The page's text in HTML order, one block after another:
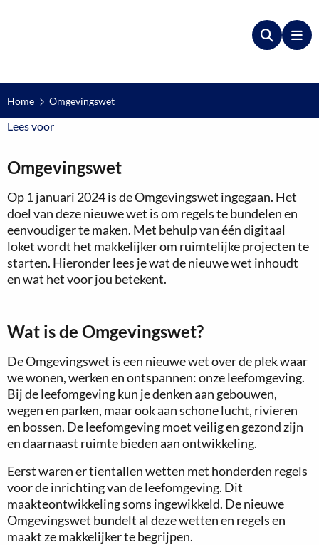
Zoeken
Home Omgevingswet
Lees voorLees voor
Omgevingswet
Op 1 januari 2024 is de Omgevingswet ingegaan. Het
doel van deze nieuwe wet is om regels te bundelen en
eenvoudiger te maken. Met behulp van één digitaal
loket wordt het makkelijker om ruimtelijke projecten te
starten. Hieronder lees je wat de nieuwe wet inhoudt
en wat het voor jou betekent.
Wat is de Omgevingswet?
De Omgevingswet is een nieuwe wet over de plek waar
we wonen, werken en ontspannen: onze leefomgeving.
Bij de leefomgeving kun je denken aan gebouwen,
wegen en parken, maar ook aan schone lucht, rivieren
en bossen. De leefomgeving moet veilig en gezond zijn
en daarnaast ruimte bieden aan ontwikkeling.
Eerst waren er tientallen wetten met honderden regels
voor de inrichting van de leefomgeving. Dit
maakteontwikkeling soms ingewikkeld. De nieuwe
Omgevingswet bundelt al deze wetten en regels en
maakt ze makkelijker te begrijpen.